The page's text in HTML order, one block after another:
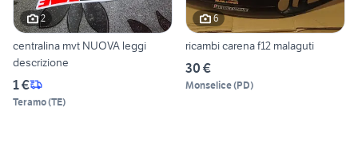
2
centralina mvt NUOVA leggi
descrizione
1 €
Teramo(TE)
6
ricambi carena f12 malaguti
30 €
Monselice(PD)